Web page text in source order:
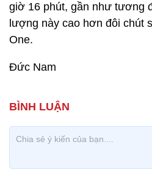
giờ 16 phút, gần như tương
lượng này cao hơn đôi chút
One.
Đức Nam